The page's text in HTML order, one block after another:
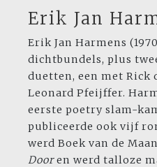
Erik Jan
Erik Jan Harmens
dichtbundels, plus
duetten, een met Rick
Leonard Pfeijffer.
eerste poetry slam-
publiceerde ook vijf
werd Boek van de
Dooren werd talloze